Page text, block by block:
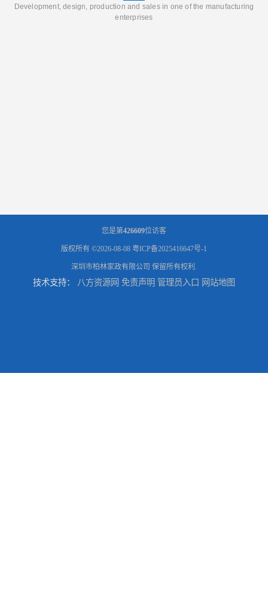
Development, design, production and sales in one of the manufacturing
enterprises
您是第426609位访客
版权所有 ©2026-08-08 粤ICP备2025416647号-1
深圳市柏林家政有限公司 保留所有权利.
技术支持： 八方资源网 免责声明 管理员入口 网站地图